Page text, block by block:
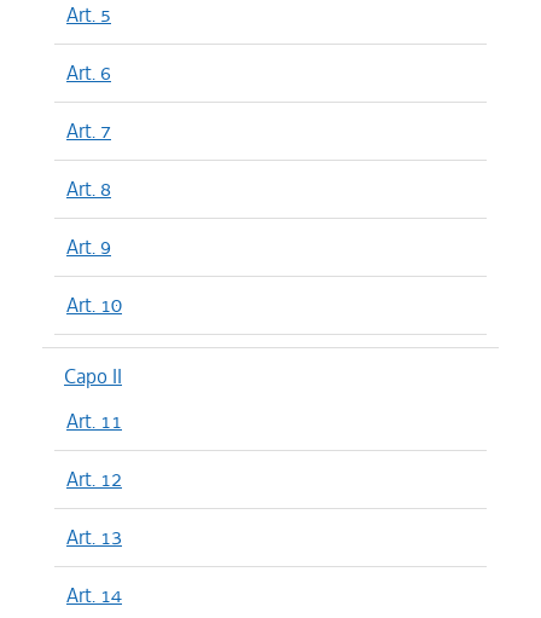
Art. 5
Art. 6
Art. 7
Art. 8
Art. 9
Art. 10
Capo II
Art. 11
Art. 12
Art. 13
Art. 14